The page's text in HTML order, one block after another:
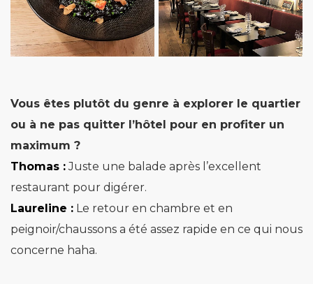
Vous êtes plutôt du genre à explorer le quartier
ou à ne pas quitter l’hôtel pour en profiter un
maximum ?
Thomas :Juste une balade après l’excellent
restaurant pour digérer.
Laureline : Le retour en chambre et en
peignoir/chaussons a été assez rapide en ce qui nous
concerne haha.